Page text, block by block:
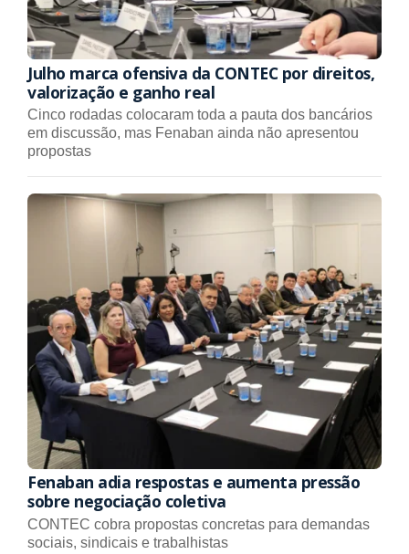
Julho marca ofensiva da CONTEC por direitos,
valorização e ganho real
Cinco rodadas colocaram toda a pauta dos bancários
em discussão, mas Fenaban ainda não apresentou
propostas
Fenaban adia respostas e aumenta pressão
sobre negociação coletiva
CONTEC cobra propostas concretas para demandas
sociais, sindicais e trabalhistas